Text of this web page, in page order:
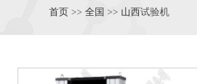
首页 >>全国 >> 山西试验机